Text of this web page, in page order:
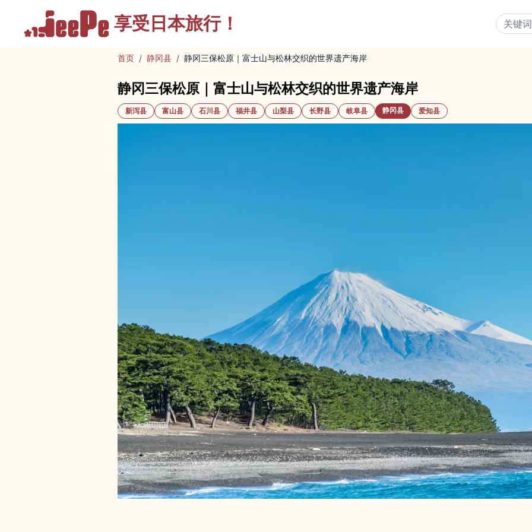
享受 日本旅行！
首页 / 静冈县 / 静冈三保松原｜富士山与松林交织的世界遗产海岸
静冈三保松原｜富士山与松林交织的世界遗产海岸
新泻县 富山县 石川县 福井县 山梨县 长野县 岐阜县 静冈县 爱知县